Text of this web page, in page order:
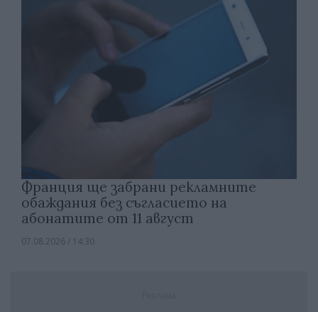
Франция ще забрани рекламните
обаждания без съгласието на
абонатите от 11 август
07.08.2026 / 14:30